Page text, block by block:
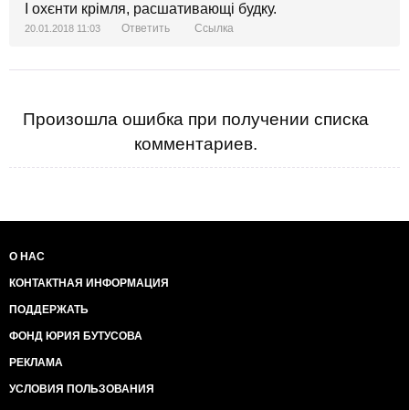
І охєнти крімля, расшативающі будку.
20.01.2018 11:03 Ответить Ссылка
Произошла ошибка при получении списка
комментариев.
О НАС
КОНТАКТНАЯ ИНФОРМАЦИЯ
ПОДДЕРЖАТЬ
ФОНД ЮРИЯ БУТУСОВА
РЕКЛАМА
УСЛОВИЯ ПОЛЬЗОВАНИЯ